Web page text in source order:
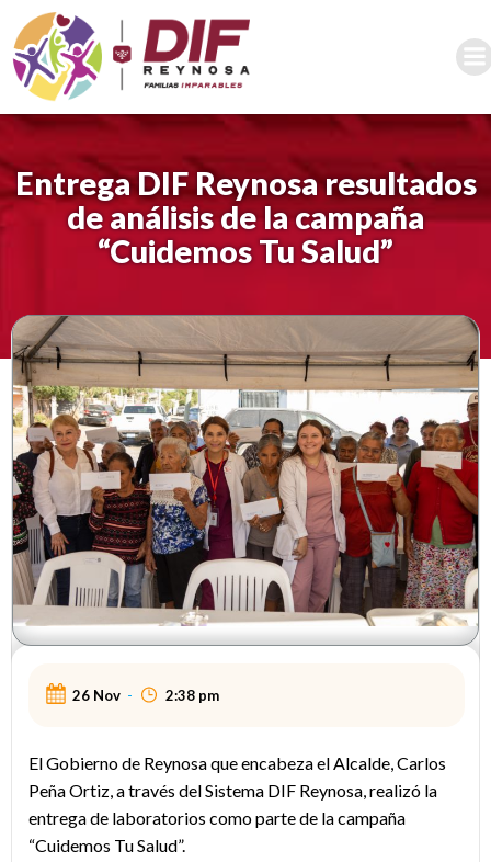
al
contenido
Entrega DIF Reynosa resultados
de análisis de la campaña
“Cuidemos Tu Salud”
26 Nov - 2:38 pm
El Gobierno de Reynosa que encabeza el Alcalde, Carlos
Peña Ortiz, a través del Sistema DIF Reynosa, realizó la
entrega de laboratorios como parte de la campaña
“Cuidemos Tu Salud”.